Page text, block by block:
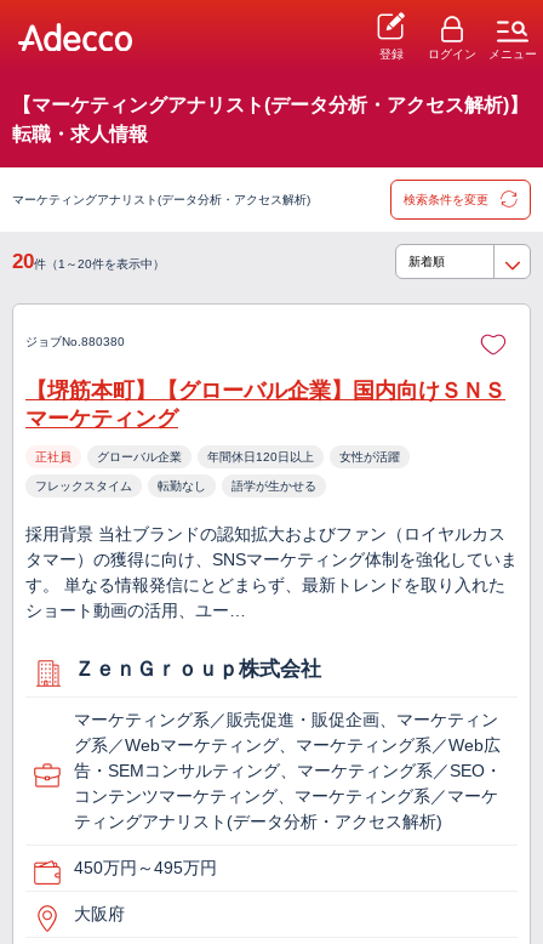
登録 ログイン メニュー
【マーケティングアナリスト(データ分析・アクセス解析)】
転職・求人情報
マーケティングアナリスト(データ分析・アクセス解析) 検索条件を変更
20件（1～20件を表示中）
ジョブNo.880380
【堺筋本町】【グローバル企業】国内向けＳＮＳ
マーケティング
正社員 グローバル企業 年間休日120日以上 女性が活躍
フレックスタイム 転勤なし 語学が生かせる
採用背景 当社ブランドの認知拡大およびファン（ロイヤルカス
タマー）の獲得に向け、SNSマーケティング体制を強化していま
す。 単なる情報発信にとどまらず、最新トレンドを取り入れた
ショート動画の活用、ユー…
ＺｅｎＧｒｏｕｐ株式会社
マーケティング系／販売促進・販促企画、マーケティン
グ系／Webマーケティング、マーケティング系／Web広
告・SEMコンサルティング、マーケティング系／SEO・
コンテンツマーケティング、マーケティング系／マーケ
ティングアナリスト(データ分析・アクセス解析)
450万円～495万円
大阪府